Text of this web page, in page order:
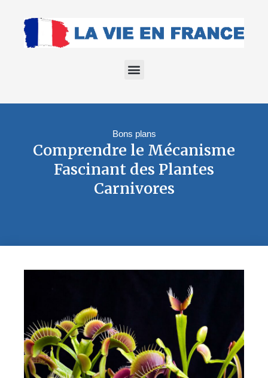
Bons plans
Comprendre le Mécanisme
Fascinant des Plantes
Carnivores